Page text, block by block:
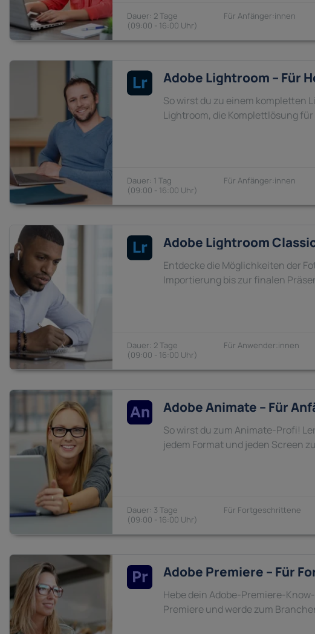
2 Tage
09:00 - 16:00
Anfänger:innen
Adobe Lightroom – Für
So wirst du zu einem kompletten
Lightroom, die Komplettlösung
1 Tag
09:00 - 16:00
Anfänger:innen
Adobe Lightroom
Entdecke die Möglichkeiten der
Importierung bis zur finalen
2 Tage
09:00 - 16:00
Anwender:innen
Adobe Animate – Für
So wirst du zum Animate-Profi!
jedem Format und jeden Screen
3 Tage
09:00 - 16:00
Fortgeschrittene
Adobe Premiere – Für
Hebe dein Adobe-Premiere-
Premiere und werde zum